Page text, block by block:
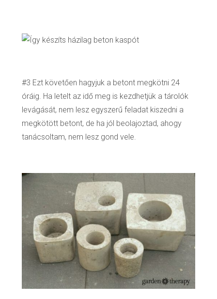
#3 Ezt követően hagyjuk a betont megkötni 24
óráig. Ha letelt az idő meg is kezdhetjük a tárolók
levágását, nem lesz egyszerű feladat kiszedni a
megkötött betont, de ha jól beolajoztad, ahogy
tanácsoltam, nem lesz gond vele.